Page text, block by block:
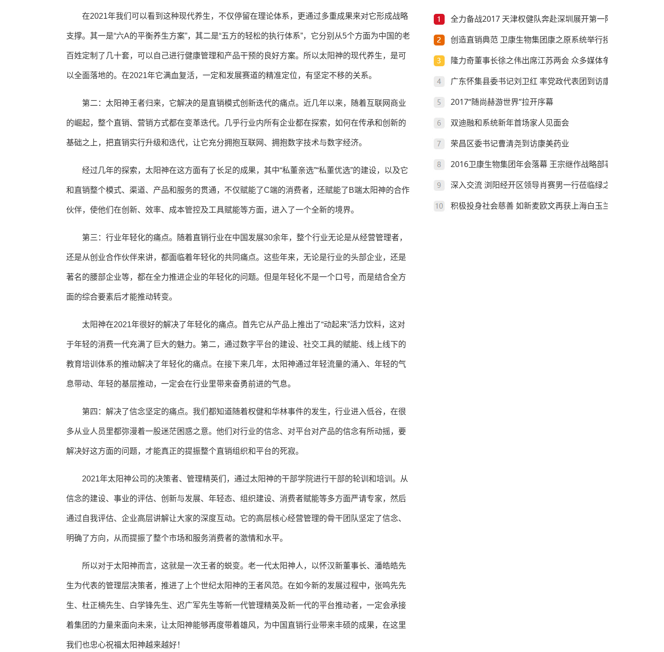
在2021年我们可以看到这种现代养生，不仅停留在理论体系，更通过多重成果来对它形成战略
支撑。其一是“六A的平衡养生方案”，其二是“五方的轻松的执行体系”，它分别从5个方面为中国的老
百姓定制了几十套，可以自己进行健康管理和产品干预的良好方案。所以太阳神的现代养生，是可
以全面落地的。在2021年它满血复活，一定和发展赛道的精准定位，有坚定不移的关系。
第二：太阳神王者归来，它解决的是直销模式创新迭代的痛点。近几年以来，随着互联网商业
的崛起，整个直销、营销方式都在变革迭代。几乎行业内所有企业都在探索，如何在传承和创新的
基础之上，把直销实行升级和迭代，让它充分拥抱互联网、拥抱数字技术与数字经济。
经过几年的探索，太阳神在这方面有了长足的成果，其中“私董亲选”“私董优选”的建设，以及它
和直销整个模式、渠道、产品和服务的贯通，不仅赋能了C端的消费者，还赋能了B端太阳神的合作
伙伴，使他们在创新、效率、成本管控及工具赋能等方面，进入了一个全新的境界。
第三：行业年轻化的痛点。随着直销行业在中国发展30余年，整个行业无论是从经营管理者，
还是从创业合作伙伴来讲，都面临着年轻化的共同痛点。这些年来，无论是行业的头部企业，还是
著名的腰部企业等，都在全力推进企业的年轻化的问题。但是年轻化不是一个口号，而是结合全方
面的综合要素后才能推动转变。
太阳神在2021年很好的解决了年轻化的痛点。首先它从产品上推出了“动起来”活力饮料，这对
于年轻的消费一代充满了巨大的魅力。第二，通过数字平台的建设、社交工具的赋能、线上线下的
教育培训体系的推动解决了年轻化的痛点。在接下来几年，太阳神通过年轻流量的涌入、年轻的气
息带动、年轻的基层推动，一定会在行业里带来奋勇前进的气息。
第四：解决了信念坚定的痛点。我们都知道随着权健和华林事件的发生，行业进入低谷，在很
多从业人员里都弥漫着一股迷茫困惑之意。他们对行业的信念、对平台对产品的信念有所动摇，要
解决好这方面的问题，才能真正的提振整个直销组织和平台的死寂。
2021年太阳神公司的决策者、管理精英们，通过太阳神的干部学院进行干部的轮训和培训。从
信念的建设、事业的评估、创新与发展、年轻态、组织建设、消费者赋能等多方面严请专家，然后
通过自我评估、企业高层讲解让大家的深度互动。它的高层核心经营管理的骨干团队坚定了信念、
明确了方向，从而提振了整个市场和服务消费者的激情和水平。
所以对于太阳神而言，这就是一次王者的蜕变。老一代太阳神人，以怀汉新董事长、潘皓皓先
生为代表的管理层决策者，推进了上个世纪太阳神的王者风范。在如今新的发展过程中，张鸣先先
生、杜正楠先生、白学锋先生、迟广军先生等新一代管理精英及新一代的平台推动者，一定会承接
着集团的力量来面向未来，让太阳神能够再度带着雄风，为中国直销行业带来丰硕的成果，在这里
我们也忠心祝福太阳神越来越好！
全力备战2017 天津权健队奔赴深圳展开第一阶段冬训
创造直销典范 卫康生物集团康之原系统举行授旗仪式
隆力奇董事长徐之伟出席江苏两会 众多媒体争相采访
广东怀集县委书记刘卫红 率党政代表团到访康美药业
2017“随尚赫游世界”拉开序幕
双迪融和系统新年首场家人见面会
荣昌区委书记曹清尧到访康美药业
2016卫康生物集团年会落幕 王宗继作战略部署
深入交流 浏阳经开区领导肖赛男一行莅临绿之韵考察
积极投身社会慈善 如新麦欧文再获上海白玉兰纪念奖